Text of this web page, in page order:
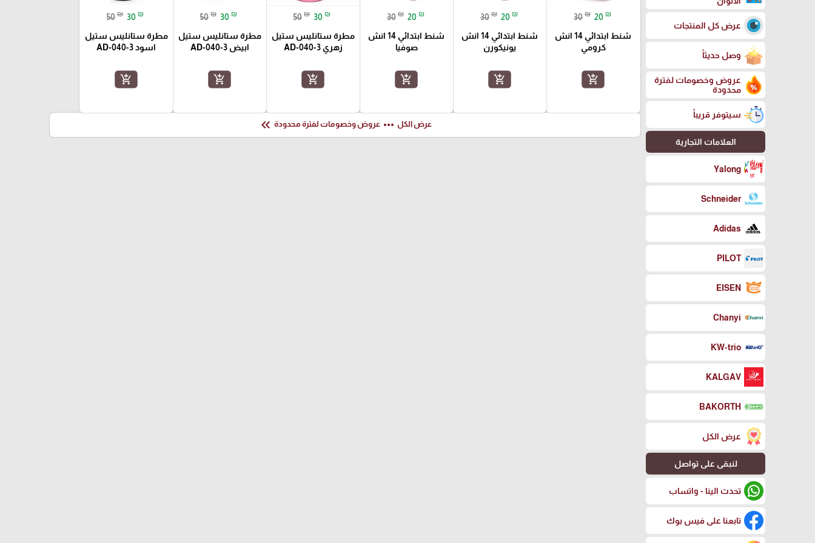
عرض كل المنتجات
وصل حديثاً
عروض وخصومات لفترة
محدودة
سيتوفر قريباً
العلامات التجارية
Yalong
Schneider
Adidas
PILOT
EISEN
Chanyi
KW-trio
KALGAV
BAKORTH
عرض الكل
لنبقى على تواصل
تحدث الينا - واتساب
تابعنا على فيس بوك
30 ₪ 20 ₪
شنط ابتدائي 14 انش
كرومي
add_shopping_cart
30 ₪ 20 ₪
شنط ابتدائي 14 انش
يونيكورن
add_shopping_cart
30 ₪ 20 ₪
شنط ابتدائي 14 انش
صوفيا
add_shopping_cart
50 ₪ 30 ₪
مطرة ستانليس ستيل
زهري AD-040-3
add_shopping_cart
50 ₪ 30 ₪
مطرة ستانليس ستيل
ابيض AD-040-3
add_shopping_cart
50 ₪ 30 ₪
مطرة ستانليس ستيل
اسود AD-040-3
add_shopping_cart
عرض الكل more_horiz عروض وخصومات لفترة محدودة keyboard_double_arrow_left